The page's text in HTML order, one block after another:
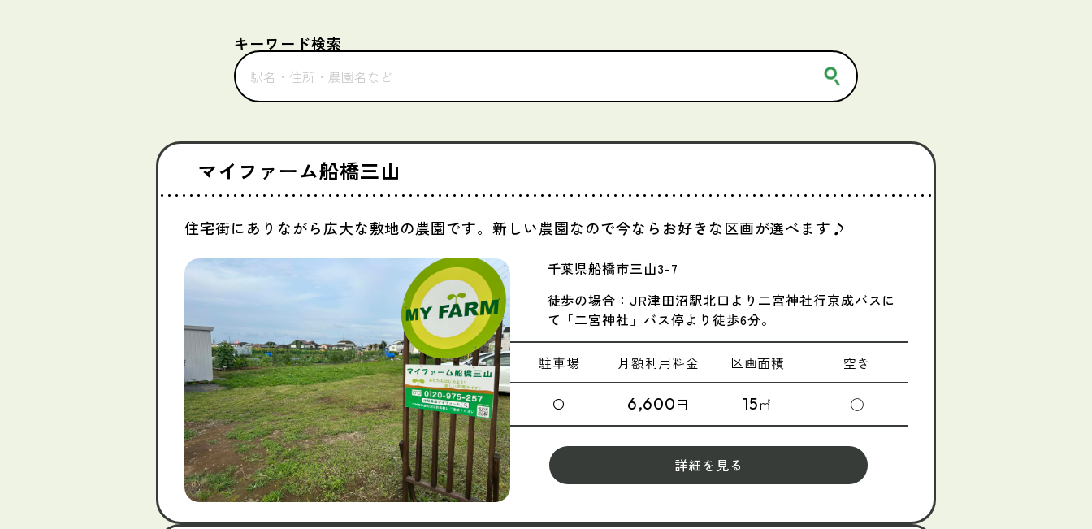
キーワード検索
マイファーム船橋三山
住宅街にありながら広大な敷地の農園です。新しい農園なので今ならお好きな区画が選べます♪
千葉県船橋市三山3-7
徒歩の場合：JR津田沼駅北口より二宮神社行京成バスに
て「二宮神社」バス停より徒歩6分。
駐車場 月額利用料金 区画面積 空き
〇 6,600円 15㎡ ◯
詳細を見る